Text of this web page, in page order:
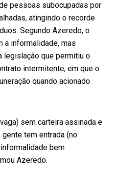
pessoas subocupadas por
atingindo o recorde
Segundo Azeredo, o
a informalidade, mas
legislação que permitiu o
intermitente, em que o
quando acionado
sem carteira assinada e
tem entrada (no
bem
Azeredo.